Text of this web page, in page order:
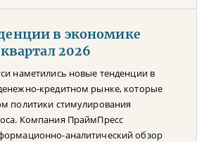
в экономике
2026
наметились новые тенденции в
кредитном рынке, которые
политики стимулирования
Компания ПраймПресс
аналитический обзор